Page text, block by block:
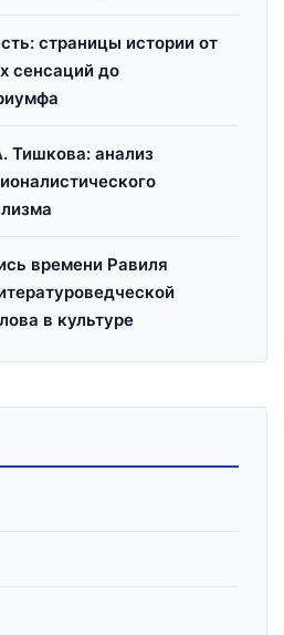
страницы истории от
сенсаций до
Тишкова: анализ
времени Равиля
в культуре